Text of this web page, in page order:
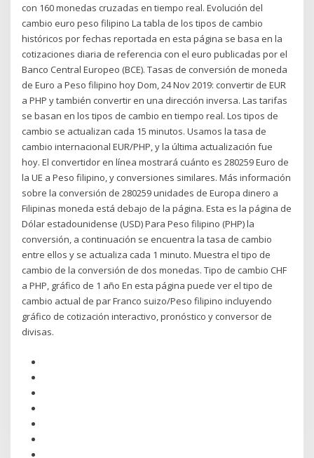
con 160 monedas cruzadas en tiempo real. Evolución del
cambio euro peso filipino La tabla de los tipos de cambio
históricos por fechas reportada en esta página se basa en la
cotizaciones diaria de referencia con el euro publicadas por el
Banco Central Europeo (BCE). Tasas de conversión de moneda
de Euro a Peso filipino hoy Dom, 24 Nov 2019: convertir de EUR
a PHP y también convertir en una dirección inversa. Las tarifas
se basan en los tipos de cambio en tiempo real. Los tipos de
cambio se actualizan cada 15 minutos. Usamos la tasa de
cambio internacional EUR/PHP, y la última actualización fue
hoy. El convertidor en línea mostrará cuánto es 280259 Euro de
la UE a Peso filipino, y conversiones similares. Más información
sobre la conversión de 280259 unidades de Europa dinero a
Filipinas moneda está debajo de la página. Esta es la página de
Dólar estadounidense (USD) Para Peso filipino (PHP) la
conversión, a continuación se encuentra la tasa de cambio
entre ellos y se actualiza cada 1 minuto. Muestra el tipo de
cambio de la conversión de dos monedas. Tipo de cambio CHF
a PHP, gráfico de 1 año En esta página puede ver el tipo de
cambio actual de par Franco suizo/Peso filipino incluyendo
gráfico de cotización interactivo, pronóstico y conversor de
divisas.